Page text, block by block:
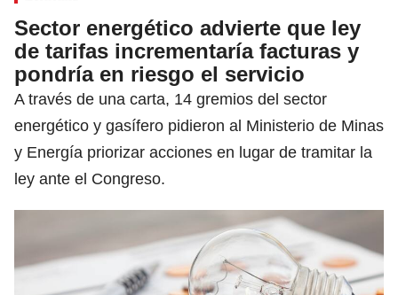
Sector energético advierte que ley
de tarifas incrementaría facturas y
pondría en riesgo el servicio
A través de una carta, 14 gremios del sector
energético y gasífero pidieron al Ministerio de Minas
y Energía priorizar acciones en lugar de tramitar la
ley ante el Congreso.